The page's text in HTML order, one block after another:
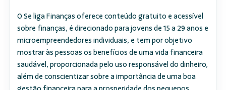
O Se liga Finanças oferece conteúdo gratuito e acessível
sobre finanças, é direcionado para jovens de 15 a 29 anos e
microempreendedores individuais, e tem por objetivo
mostrar às pessoas os benefícios de uma vida financeira
saudável, proporcionada pelo uso responsável do dinheiro,
além de conscientizar sobre a importância de uma boa